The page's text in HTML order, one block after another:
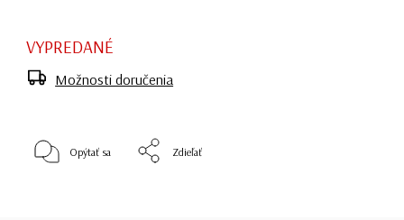
VYPREDANÉ
Možnosti doručenia
Opýtať sa Zdieľať